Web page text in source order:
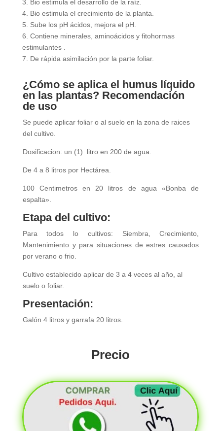
3. Bio estimula el desarrollo de la raíz.
4. Bio estimula el crecimiento de la planta.
5. Sube los pH ácidos, mejora el pH.
6. Contiene minerales, aminoácidos y fitohormas
estimulantes .
7. De rápida asimilación por la parte foliar.
¿Cómo se aplica el humus líquido
en las plantas? Recomendación
de uso
Se puede aplicar foliar o al suelo en la zona de raices
del cultivo.
Dosificacion: un (1) litro en 200 de agua.
De 4 a 8 litros por Hectárea.
100 Centimetros en 20 litros de agua «Bonba de
espalta».
Etapa del cultivo:
Para todos lo cultivos: Siembra, Crecimiento,
Mantenimiento y para situaciones de estres causados
por verano o frio.
Cultivo establecido aplicar de 3 a 4 veces al año, al
suelo o foliar.
Presentación:
Galón 4 litros y garrafa 20 litros.
Precio